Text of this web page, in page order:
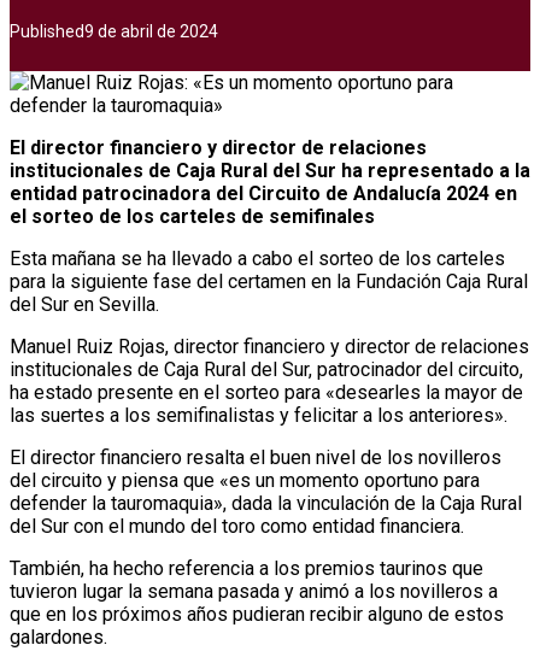
Published9 de abril de 2024
El director financiero y director de relaciones
institucionales de Caja Rural del Sur ha representado a la
entidad patrocinadora del Circuito de Andalucía 2024 en
el sorteo de los carteles de semifinales
Esta mañana se ha llevado a cabo el sorteo de los carteles
para la siguiente fase del certamen en la Fundación Caja Rural
del Sur en Sevilla.
Manuel Ruiz Rojas, director financiero y director de relaciones
institucionales de Caja Rural del Sur, patrocinador del circuito,
ha estado presente en el sorteo para «desearles la mayor de
las suertes a los semifinalistas y felicitar a los anteriores».
El director financiero resalta el buen nivel de los novilleros
del circuito y piensa que «es un momento oportuno para
defender la tauromaquia», dada la vinculación de la Caja Rural
del Sur con el mundo del toro como entidad financiera.
También, ha hecho referencia a los premios taurinos que
tuvieron lugar la semana pasada y animó a los novilleros a
que en los próximos años pudieran recibir alguno de estos
galardones.